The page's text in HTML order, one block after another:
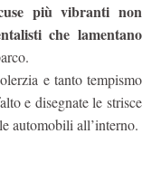
più vibranti non
che lamentano
e tanto tempismo
e disegnate le strisce
automobili all’interno.